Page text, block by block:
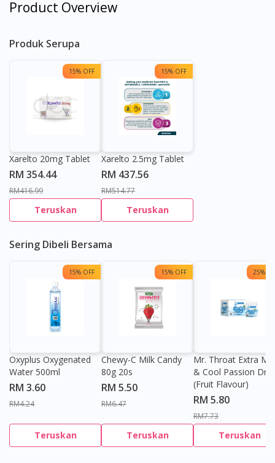
Product Overview
Produk Serupa
15% OFF
Xarelto 20mg Tablet
RM 354.44
RM416.99
Teruskan
15% OFF
Xarelto 2.5mg Tablet
RM 437.56
RM514.77
Teruskan
Sering Dibeli Bersama
15% OFF
Oxyplus Oxygenated
Water 500ml
RM 3.60
RM4.24
Teruskan
15% OFF
Chewy-C Milk Candy
80g 20s
RM 5.50
RM6.47
Teruskan
25%
Mr. Throat Extra
& Cool Passion
(Fruit Flavour)
RM 5.80
RM7.73
Teruskan